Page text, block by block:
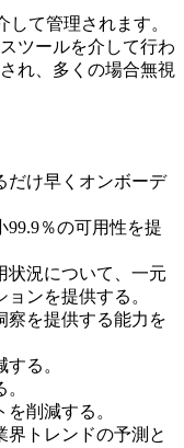
して管理されます。
ツールを介して行わ
れ、多くの場合無視
だけ早くオンボーデ
％の可用性を提
状況について、一元
ンを提供する。
察を提供する能力を
る。
削減する。
界トレンドの予測と